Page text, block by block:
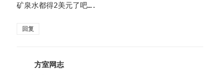
矿泉水都得2美元了吧….
回复
方室网志说